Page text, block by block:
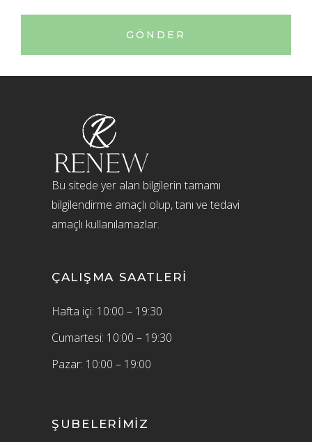
GÖNDER
Bu sitede yer alan bilgilerin tamamı
bilgilendirme amaçlı olup, tanı ve tedavi
amaçlı kullanılamazlar.
ÇALIŞMA SAATLERI
Hafta içi: 10:00 – 19:30
Cumartesi: 10:00 – 19:30
Pazar: 10:00 – 19:00
ŞUBELERIMIZ